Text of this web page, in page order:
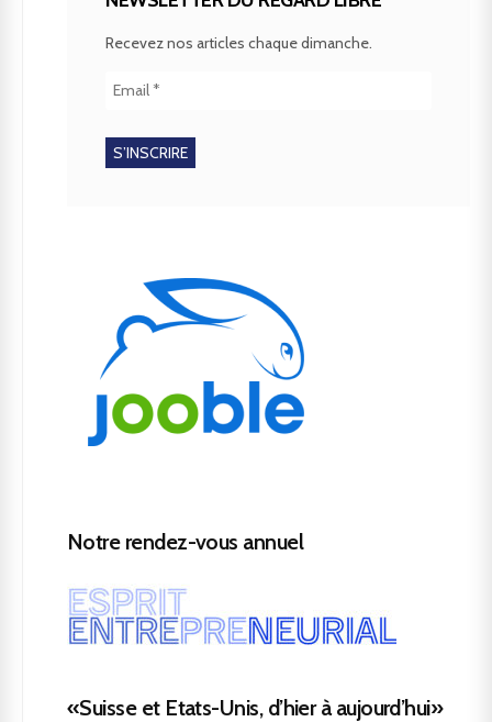
Recevez nos articles chaque dimanche.
Notre rendez-vous annuel
«Suisse et Etats-Unis, d’hier à aujourd’hui»